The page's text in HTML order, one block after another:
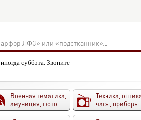
суббота. Звоните
Военная тематика,
амуниция, фото
Техника, оптика,
часы, приборы